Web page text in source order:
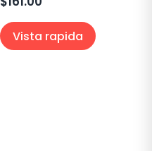
Vista rapida